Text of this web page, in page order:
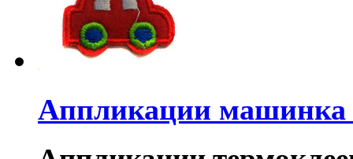
Аппликации машинка